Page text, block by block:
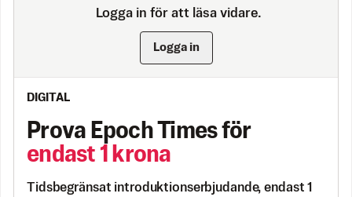
Logga in för att läsa vidare.
Logga in
DIGITAL
Prova Epoch Times för
endast 1 krona
Tidsbegränsat introduktionserbjudande, endast 1